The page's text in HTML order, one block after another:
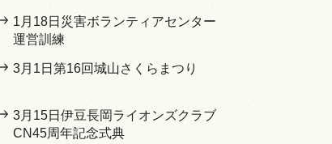
1月18日災害ボランティアセンター
運営訓練
3月1日第16回城山さくらまつり
3月15日伊豆長岡ライオンズクラブ
CN45周年記念式典